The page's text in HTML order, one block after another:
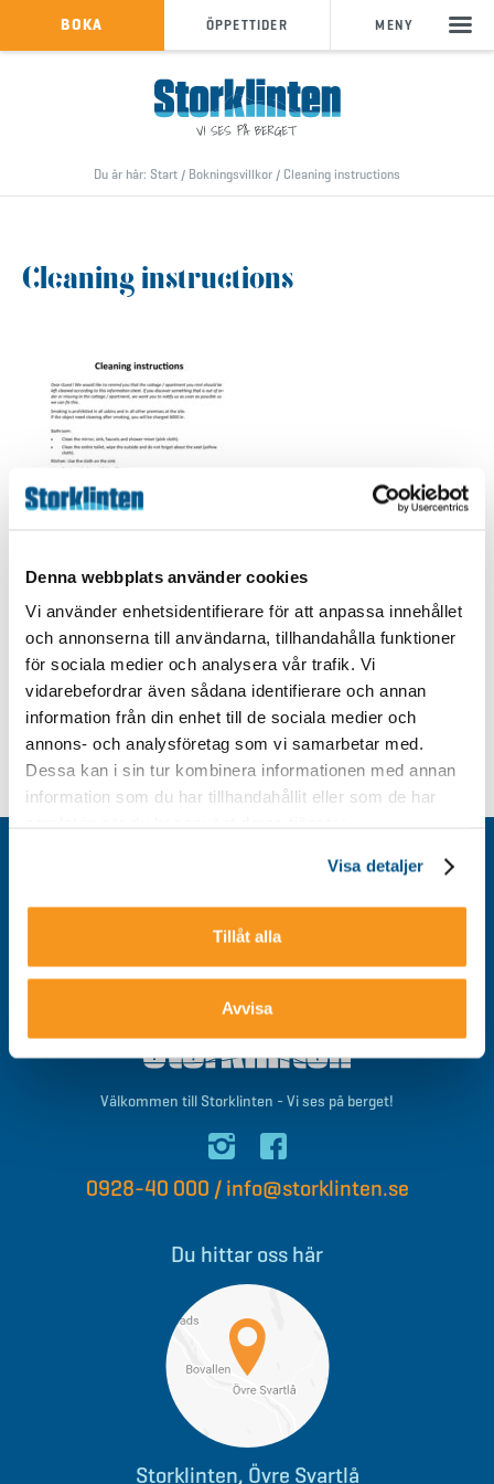
Denna webbplats använder cookies
Vi använder enhetsidentifierare för att anpassa innehållet
och annonserna till användarna, tillhandahålla funktioner
för sociala medier och analysera vår trafik. Vi
vidarebefordrar även sådana identifierare och annan
information från din enhet till de sociala medier och
annons- och analysföretag som vi samarbetar med.
Dessa kan i sin tur kombinera informationen med annan
information som du har tillhandahållit eller som de har
Visa detaljer
Tillåt alla
Avvisa
KÖP SKIPASS
info@storklinten.se
•
Telefonbokning : 0928-40 000
ÖPPETTIDER
BOKA MENY
Du är här: Start / Bokningsvillkor / Cleaning instructions
Cleaning instructions
Om cookies
Tillgänglighet
Välkommen till Storklinten - Vi ses på berget!
0928-40 000 / info@storklinten.se
Du hittar oss här
Storklinten, Övre Svartlå